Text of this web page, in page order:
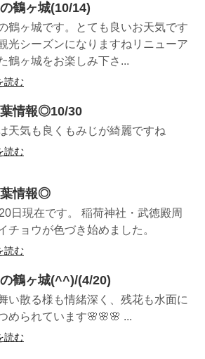
鶴ヶ城(10/14)
鶴ヶ城です。とても良いお天気です
光シーズンになりますねリニューア
鶴ヶ城をお楽しみ下さ...
読む
情報◎10/30
天気も良くもみじが綺麗ですね
読む
情報◎
日現在です。 稲荷神社・武徳殿周
チョウが色づき始めました。
読む
鶴ヶ城(^^)/(4/20)
い散る様も情緒深く、残花も水面に
められています🌸🌸🌸 ...
読む